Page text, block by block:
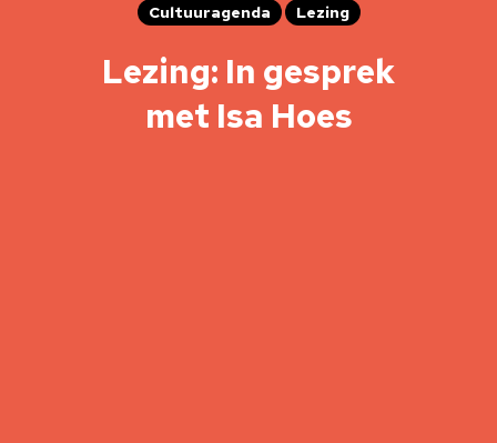
Cultuuragenda Lezing
Lezing: In gesprek
met Isa Hoes